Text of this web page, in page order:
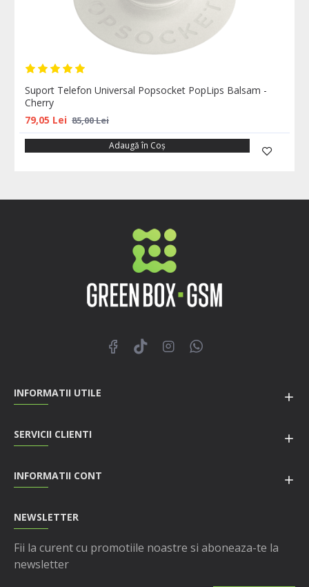
Suport Telefon Universal Popsocket PopLips Balsam -
Cherry
79,05 Lei 85,00 Lei
Adaugă în Coş
INFORMATII UTILE
SERVICII CLIENTI
INFORMATII CONT
NEWSLETTER
Fii la curent cu promotiile noastre si aboneaza-te la
newsletter